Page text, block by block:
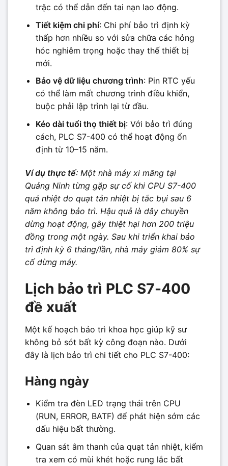
trặc có thể dẫn đến tai nạn lao động.
Tiết kiệm chi phí: Chi phí bảo trì định kỳ
thấp hơn nhiều so với sửa chữa các hỏng
hóc nghiêm trọng hoặc thay thế thiết bị
mới.
Bảo vệ dữ liệu chương trình: Pin RTC yếu
có thể làm mất chương trình điều khiển,
buộc phải lập trình lại từ đầu.
Kéo dài tuổi thọ thiết bị: Với bảo trì đúng
cách, PLC S7-400 có thể hoạt động ổn
định từ 10–15 năm.
Ví dụ thực tế: Một nhà máy xi măng tại
Quảng Ninh từng gặp sự cố khi CPU S7-400
quá nhiệt do quạt tản nhiệt bị tắc bụi sau 6
năm không bảo trì. Hậu quả là dây chuyền
dừng hoạt động, gây thiệt hại hơn 200 triệu
đồng trong một ngày. Sau khi triển khai bảo
trì định kỳ 6 tháng/lần, nhà máy giảm 80% sự
cố dừng máy.
Lịch bảo trì PLC S7-400
đề xuất
Một kế hoạch bảo trì khoa học giúp kỹ sư
không bỏ sót bất kỳ công đoạn nào. Dưới
đây là lịch bảo trì chi tiết cho PLC S7-400:
Hàng ngày
Kiểm tra đèn LED trạng thái trên CPU
(RUN, ERROR, BATF) để phát hiện sớm các
dấu hiệu bất thường.
Quan sát âm thanh của quạt tản nhiệt, kiểm
tra xem có mùi khét hoặc rung lắc bất